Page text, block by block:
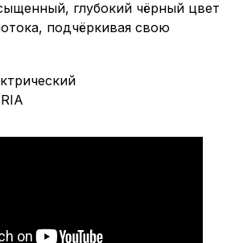
глубокий чёрный цвет
подчёркивая свою